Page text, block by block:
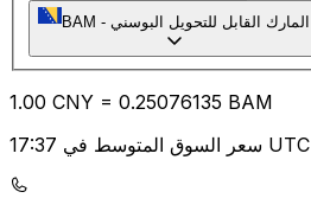
BAM - المارك القابل للتحويل البوسني
1.00 CNY = 0.25076135 BAM
سعر السوق المتوسط في 17:37 UTC